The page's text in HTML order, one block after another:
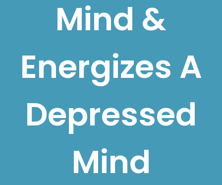
Mind &
Energizes A
Depressed
Mind